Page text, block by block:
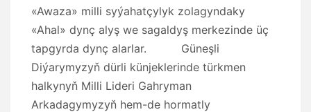
«Awaza» milli syýahatçylyk zolagyndaky
«Ahal» dynç alyş we sagaldyş merkezinde üç
tapgyrda dynç alarlar. Güneşli
Diýarymyzyň dürli künjeklerinde türkmen
halkynyň Milli Lideri Gahryman
Arkadagymyzyň hem-de hormatly